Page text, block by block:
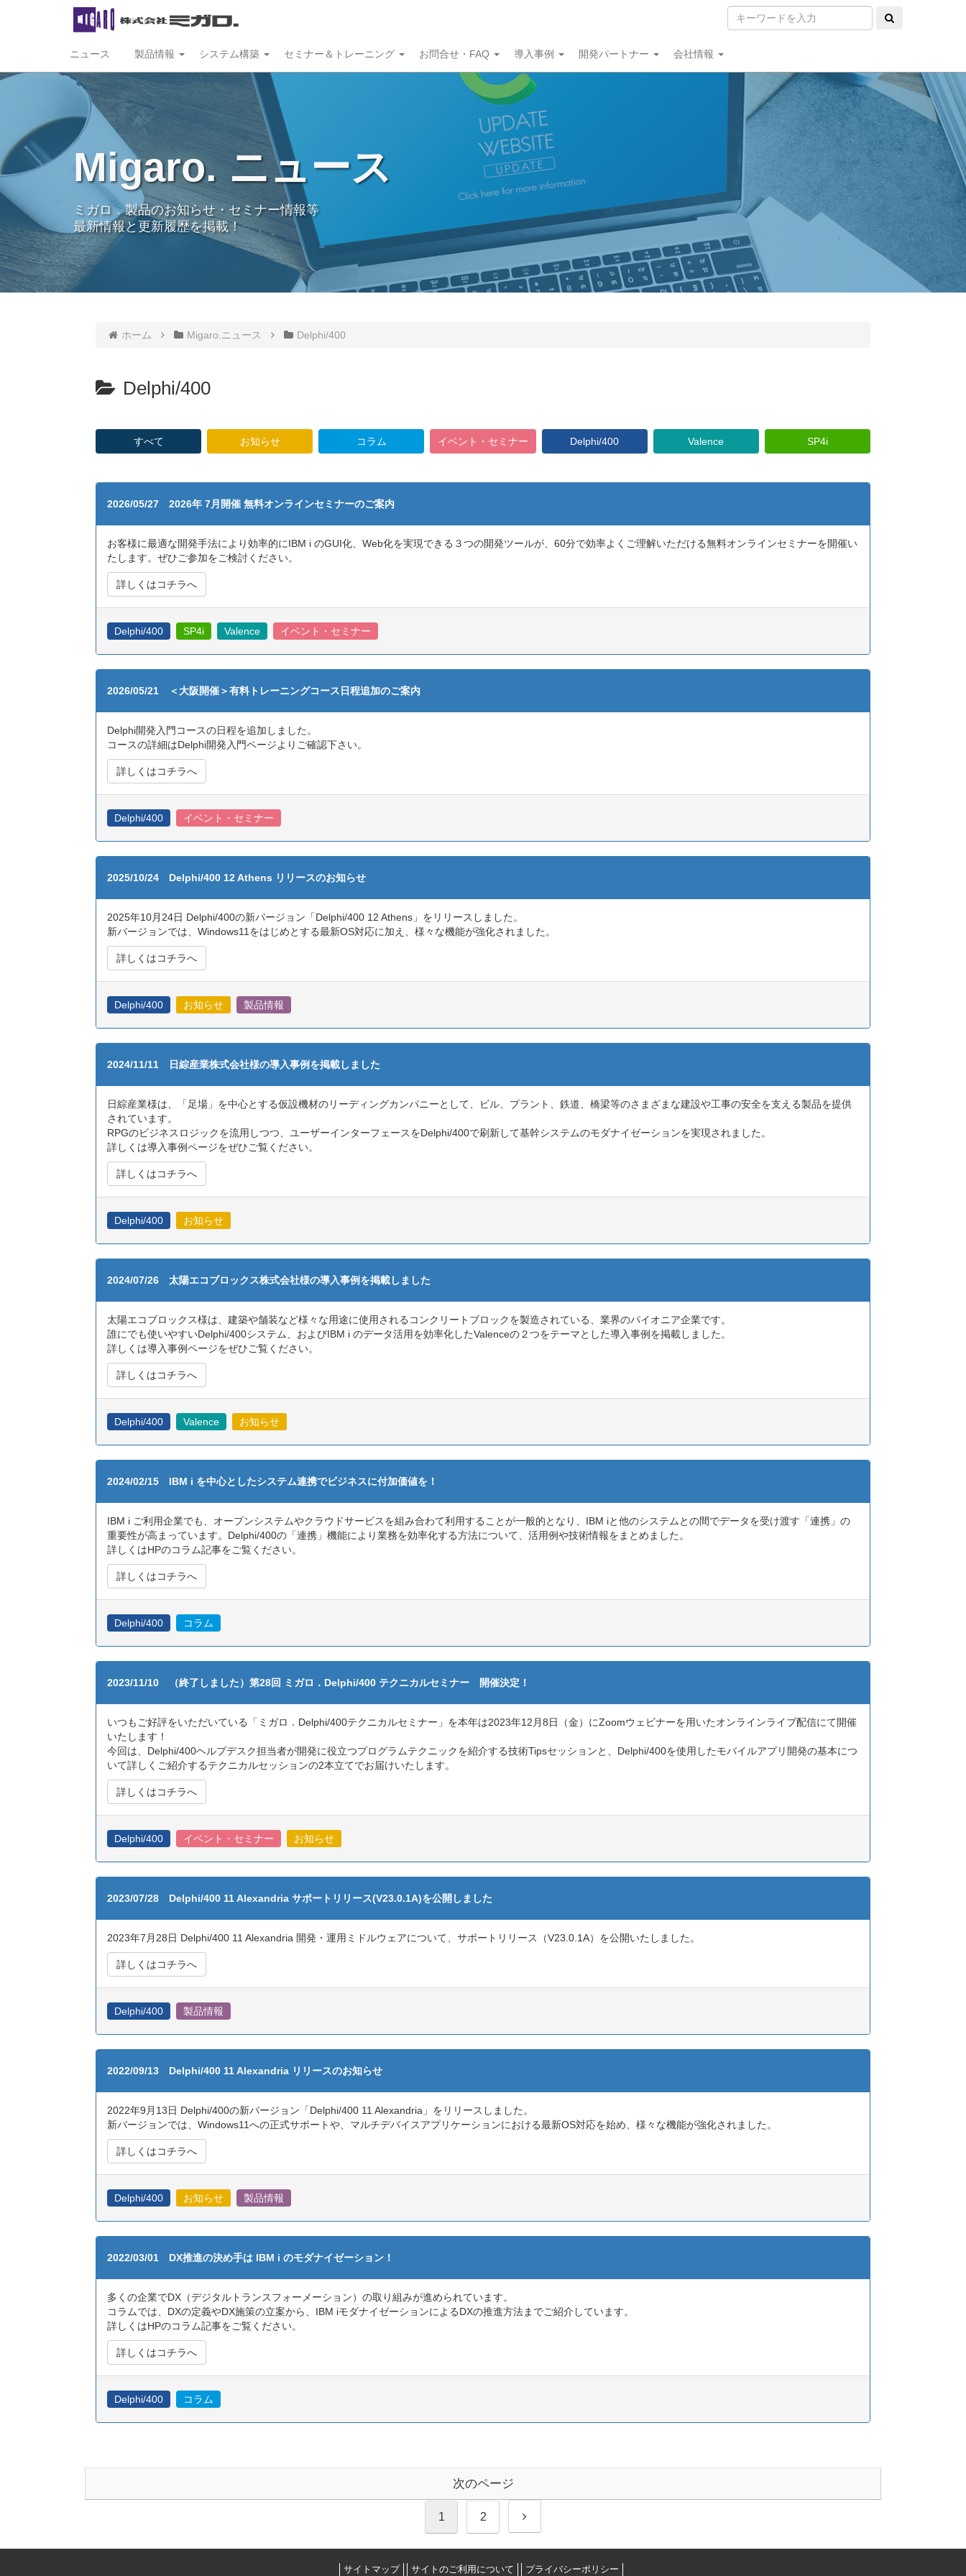
ニュース 製品情報 システム構築 セミナー＆トレーニング お問合せ・FAQ 導入事例 開発パートナー 会社情報
Migaro. ニュース
ミガロ．製品のお知らせ・セミナー情報等
最新情報と更新履歴を掲載！
ホーム Migaro.ニュース Delphi/400
Delphi/400
すべて お知らせ コラム イベント・セミナー Delphi/400 Valence SP4i
2026/05/27 2026年 7月開催 無料オンラインセミナーのご案内
お客様に最適な開発手法により効率的にIBM i のGUI化、Web化を実現できる３つの開発ツールが、60分で効率よくご理解いただける無料オンラインセミナーを開催い
たします。ぜひご参加をご検討ください。
詳しくはコチラへ
Delphi/400 SP4i Valence イベント・セミナー
2026/05/21 ＜大阪開催＞有料トレーニングコース日程追加のご案内
Delphi開発入門コースの日程を追加しました。
コースの詳細はDelphi開発入門ページよりご確認下さい。
詳しくはコチラへ
Delphi/400 イベント・セミナー
2025/10/24 Delphi/400 12 Athens リリースのお知らせ
2025年10月24日 Delphi/400の新バージョン「Delphi/400 12 Athens」をリリースしました。
新バージョンでは、Windows11をはじめとする最新OS対応に加え、様々な機能が強化されました。
詳しくはコチラへ
Delphi/400 お知らせ 製品情報
2024/11/11 日綜産業株式会社様の導入事例を掲載しました
日綜産業様は、「足場」を中心とする仮設機材のリーディングカンパニーとして、ビル、プラント、鉄道、橋梁等のさまざまな建設や工事の安全を支える製品を提供
されています。
RPGのビジネスロジックを流用しつつ、ユーザーインターフェースをDelphi/400で刷新して基幹システムのモダナイゼーションを実現されました。
詳しくは導入事例ページをぜひご覧ください。
詳しくはコチラへ
Delphi/400 お知らせ
2024/07/26 太陽エコブロックス株式会社様の導入事例を掲載しました
太陽エコブロックス様は、建築や舗装など様々な用途に使用されるコンクリートブロックを製造されている、業界のパイオニア企業です。
誰にでも使いやすいDelphi/400システム、およびIBM i のデータ活用を効率化したValenceの２つをテーマとした導入事例を掲載しました。
詳しくは導入事例ページをぜひご覧ください。
詳しくはコチラへ
Delphi/400 Valence お知らせ
2024/02/15 IBM i を中心としたシステム連携でビジネスに付加価値を！
IBM i ご利用企業でも、オープンシステムやクラウドサービスを組み合わて利用することが一般的となり、IBM iと他のシステムとの間でデータを受け渡す「連携」の
重要性が高まっています。Delphi/400の「連携」機能により業務を効率化する方法について、活用例や技術情報をまとめました。
詳しくはHPのコラム記事をご覧ください。
詳しくはコチラへ
Delphi/400 コラム
2023/11/10 （終了しました）第28回 ミガロ．Delphi/400 テクニカルセミナー 開催決定！
いつもご好評をいただいている「ミガロ．Delphi/400テクニカルセミナー」を本年は2023年12月8日（金）にZoomウェビナーを用いたオンラインライブ配信にて開催
いたします！
今回は、Delphi/400ヘルプデスク担当者が開発に役立つプログラムテクニックを紹介する技術Tipsセッションと、Delphi/400を使用したモバイルアプリ開発の基本につ
いて詳しくご紹介するテクニカルセッションの2本立てでお届けいたします。
詳しくはコチラへ
Delphi/400 イベント・セミナー お知らせ
2023/07/28 Delphi/400 11 Alexandria サポートリリース(V23.0.1A)を公開しました
2023年7月28日 Delphi/400 11 Alexandria 開発・運用ミドルウェアについて、サポートリリース（V23.0.1A）を公開いたしました。
詳しくはコチラへ
Delphi/400 製品情報
2022/09/13 Delphi/400 11 Alexandria リリースのお知らせ
2022年9月13日 Delphi/400の新バージョン「Delphi/400 11 Alexandria」をリリースしました。
新バージョンでは、Windows11への正式サポートや、マルチデバイスアプリケーションにおける最新OS対応を始め、様々な機能が強化されました。
詳しくはコチラへ
Delphi/400 お知らせ 製品情報
2022/03/01 DX推進の決め手は IBM i のモダナイゼーション！
多くの企業でDX（デジタルトランスフォーメーション）の取り組みが進められています。
コラムでは、DXの定義やDX施策の立案から、IBM iモダナイゼーションによるDXの推進方法までご紹介しています。
詳しくはHPのコラム記事をご覧ください。
詳しくはコチラへ
Delphi/400 コラム
次のページ
1 2 次
へ
サイトマップ サイトのご利用について プライバシーポリシー